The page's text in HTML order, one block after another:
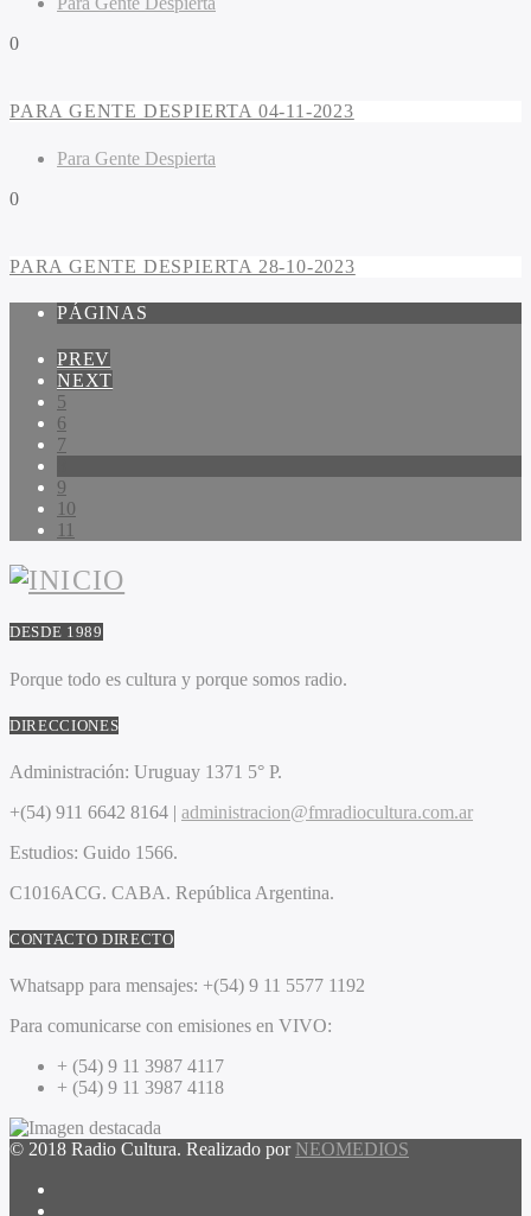
0
PARA GENTE DESPIERTA 04-11-2023
Para Gente Despierta
0
PARA GENTE DESPIERTA 28-10-2023
PÁGINAS
PREV
NEXT
5
6
7
9
10
11
DESDE 1989
Porque todo es cultura y porque somos radio.
DIRECCIONES
Administración: Uruguay 1371 5° P.
+(54) 911 6642 8164 | administracion@fmradiocultura.com.ar
Estudios: Guido 1566.
C1016ACG. CABA. República Argentina.
CONTACTO DIRECTO
Whatsapp para mensajes: +(54) 9 11 5577 1192
Para comunicarse con emisiones en VIVO:
+ (54) 9 11 3987 4117
+ (54) 9 11 3987 4118
© 2018 Radio Cultura. Realizado por NEOMEDIOS